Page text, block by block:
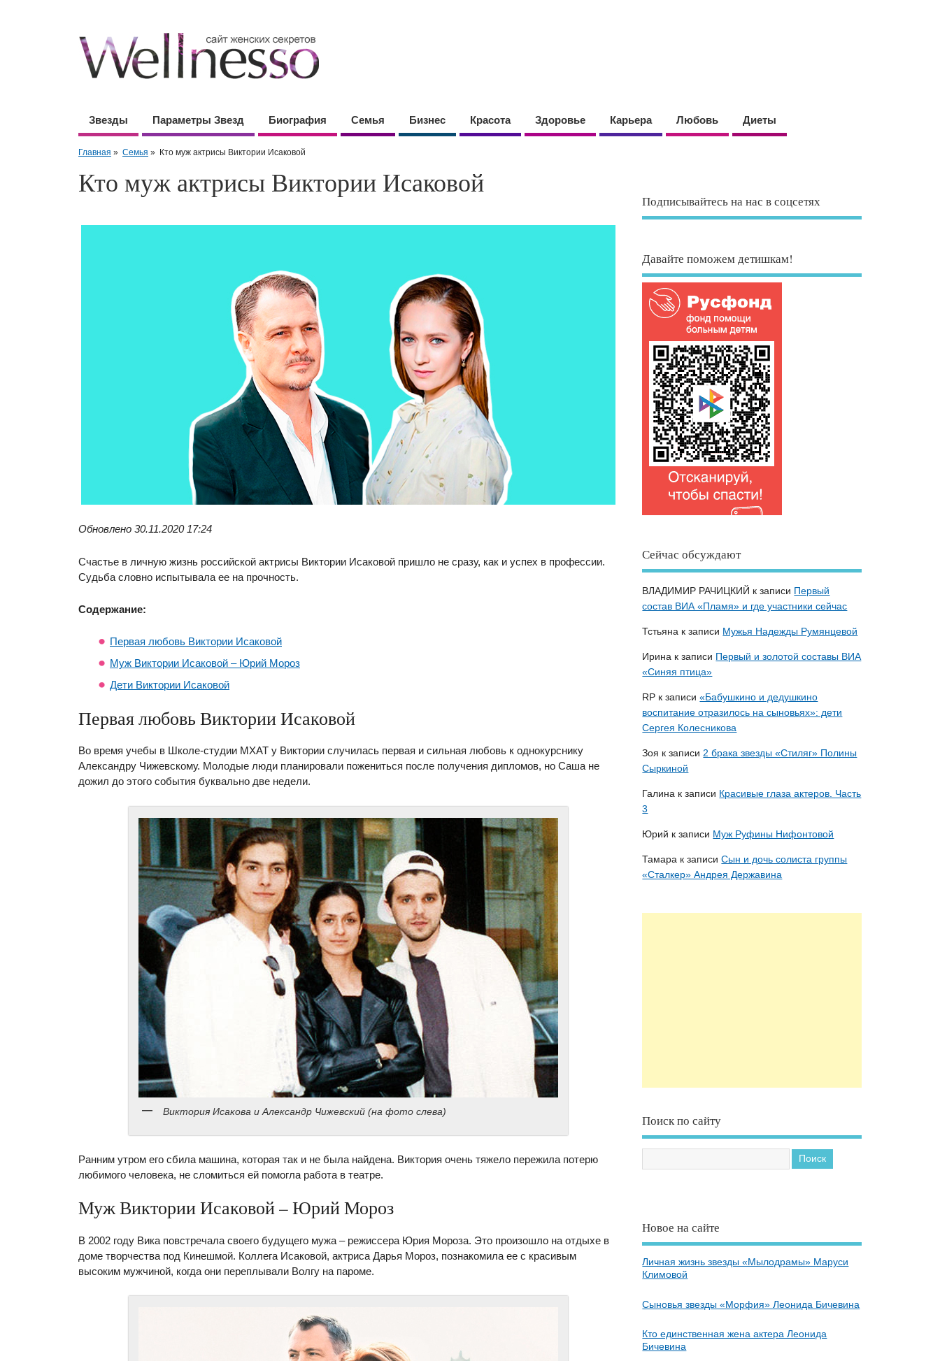
Звезды Параметры Звезд Биография Семья Бизнес Красота Здоровье Карьера Любовь Диеты
Главная » Семья » Кто муж актрисы Виктории Исаковой
Кто муж актрисы Виктории Исаковой
Обновлено 30.11.2020 17:24
Счастье в личную жизнь российской актрисы Виктории Исаковой пришло не сразу, как и успех в профессии.
Судьба словно испытывала ее на прочность.
Содержание:
Первая любовь Виктории Исаковой
Муж Виктории Исаковой – Юрий Мороз
Дети Виктории Исаковой
Первая любовь Виктории Исаковой
Во время учебы в Школе-студии МХАТ у Виктории случилась первая и сильная любовь к однокурснику
Александру Чижевскому. Молодые люди планировали пожениться после получения дипломов, но Саша не
дожил до этого события буквально две недели.
Виктория Исакова и Александр Чижевский (на фото слева)
Ранним утром его сбила машина, которая так и не была найдена. Виктория очень тяжело пережила потерю
любимого человека, не сломиться ей помогла работа в театре.
Муж Виктории Исаковой – Юрий Мороз
В 2002 году Вика повстречала своего будущего мужа – режиссера Юрия Мороза. Это произошло на отдыхе в
доме творчества под Кинешмой. Коллега Исаковой, актриса Дарья Мороз, познакомила ее с красивым
высоким мужчиной, когда они переплывали Волгу на пароме.
Подписывайтесь на нас в соцсетях
Давайте поможем детишкам!
Сейчас обсуждают
ВЛАДИМИР РАЧИЦКИЙ к записи Первый
состав ВИА «Пламя» и где участники сейчас
Тстьяна к записи Мужья Надежды Румянцевой
Ирина к записи Первый и золотой составы ВИА
«Синяя птица»
RP к записи«Бабушкино и дедушкино
воспитание отразилось на сыновьях»: дети
Сергея Колесникова
Зоя к записи 2 брака звезды «Стиляг» Полины
Сыркиной
Галина к записи Красивые глаза актеров. Часть
3
Юрий к записи Муж Руфины Нифонтовой
Тамара к записиСын и дочь солиста группы
«Сталкер» Андрея Державина
Поиск по сайту
Новое на сайте
Личная жизнь звезды «Мылодрамы» Маруси
Климовой
Сыновья звезды «Морфия» Леонида Бичевина
Кто единственная жена актера Леонида
Бичевина